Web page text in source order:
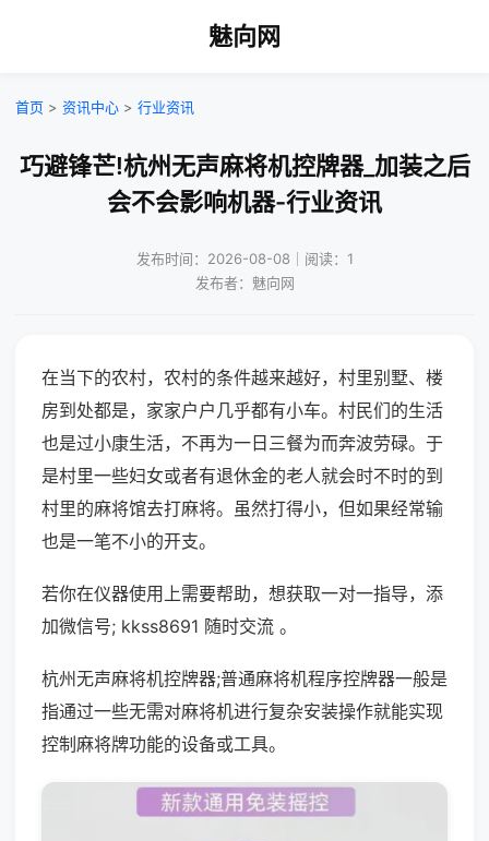
魅向网
首页 > 资讯中心 > 行业资讯
巧避锋芒!杭州无声麻将机控牌器_加装之后
会不会影响机器-行业资讯
发布时间：2026-08-08｜阅读：1
发布者：魅向网
在当下的农村，农村的条件越来越好，村里别墅、楼
房到处都是，家家户户几乎都有小车。村民们的生活
也是过小康生活，不再为一日三餐为而奔波劳碌。于
是村里一些妇女或者有退休金的老人就会时不时的到
村里的麻将馆去打麻将。虽然打得小，但如果经常输
也是一笔不小的开支。
若你在仪器使用上需要帮助，想获取一对一指导，添
加微信号; kkss8691 随时交流 。
杭州无声麻将机控牌器;普通麻将机程序控牌器一般是
指通过一些无需对麻将机进行复杂安装操作就能实现
控制麻将牌功能的设备或工具。